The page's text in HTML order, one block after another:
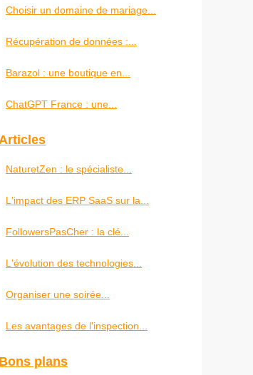
Choisir un domaine de mariage...
Récupération de données :...
Barazol : une boutique en...
ChatGPT France : une...
NaturetZen : le spécialiste...
L'impact des ERP SaaS sur la...
FollowersPasCher : la clé...
L'évolution des technologies...
Organiser une soirée...
Les avantages de l'inspection...
Bons plans